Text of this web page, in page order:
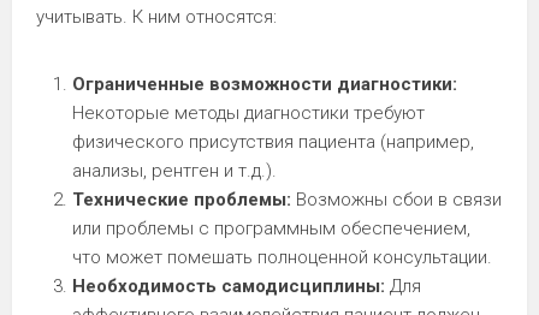
учитывать. К ним относятся:
Ограниченные возможности диагностики:
Некоторые методы диагностики требуют
физического присутствия пациента (например,
анализы, рентген и т.д.).
Технические проблемы: Возможны сбои в связи
или проблемы с программным обеспечением,
что может помешать полноценной консультации.
Необходимость самодисциплины: Для